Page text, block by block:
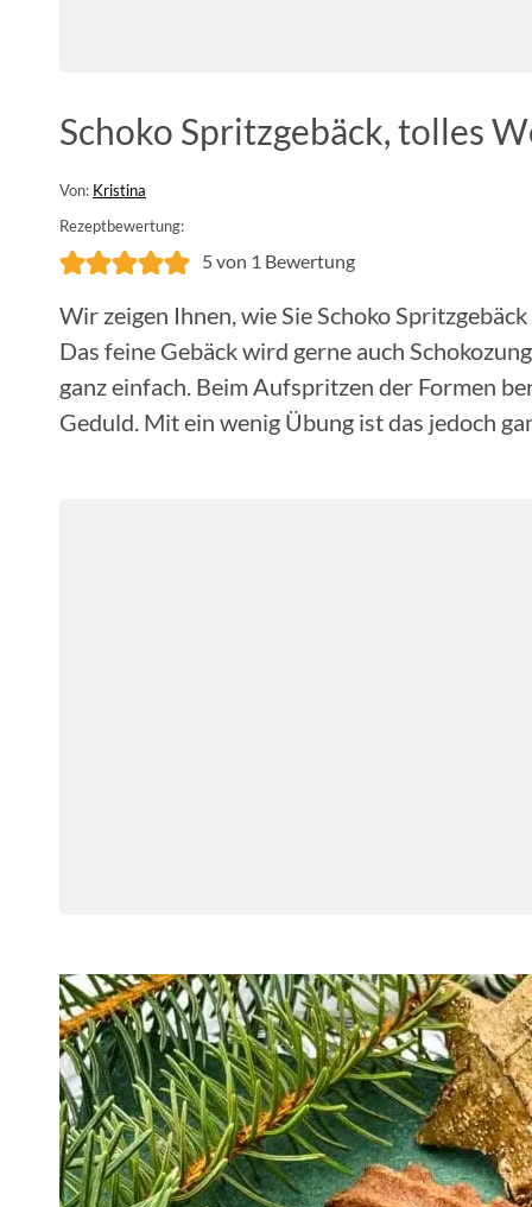
Schoko Spritzgebäck, tolles
Von: Kristina
Rezeptbewertung:
5von 1 Bewertung
Wir zeigen Ihnen, wie Sie Schoko
Das feine Gebäck wird gerne auch
ganz einfach. Beim Aufspritzen der Formen
Geduld. Mit ein wenig Übung ist das jedoch